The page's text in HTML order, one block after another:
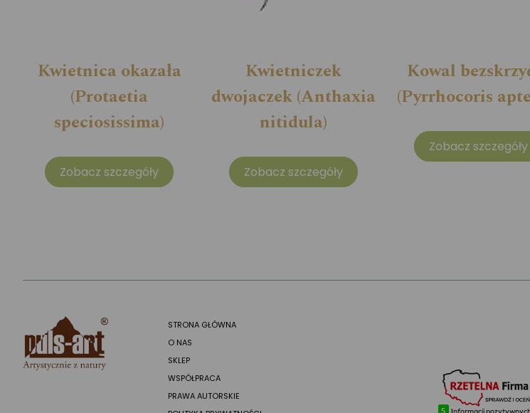
Kwietnica okazała
(Protaetia
speciosissima)
Zobacz szczegóły
Kwietniczek
dwojaczek (Anthaxia
nitidula)
Zobacz szczegóły
Kowal
(Pyrrhocoris
Zobacz szczegóły
STRONA GŁÓWNA
O NAS
SKLEP
WSPÓŁPRACA
PRAWA AUTORSKIE